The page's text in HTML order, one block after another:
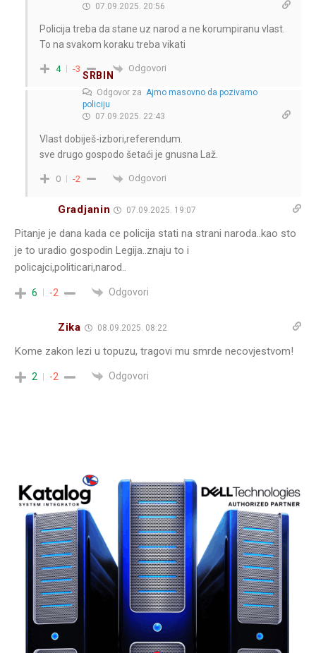
07.09.2025. 20:56
Policija treba da stane uz narod a ne korumpiranu vlast.
To na svakom koraku treba vikati
4 -3 Odgovori
SRBIN
Odgovor za Ajmo masovno da pozivamo
policiju
07.09.2025. 22:43
Vlast dobiješ-izbori,referendum.
sve drugo gospodo šetaći je gnusna Laž.
0 -2 Odgovori
Gradjanin 07.09.2025. 19:07
Pitanje je dana kada ce policija stati na strani naroda..kao sto
je to uradio gospodin Legija..znaju to i
policajci,politicari,narod..
6 -2 Odgovori
Zika 08.09.2025. 08:22
Kome zakon lezi u topuzu, tragovi mu smrde necovjestvom!
2 -2 Odgovori